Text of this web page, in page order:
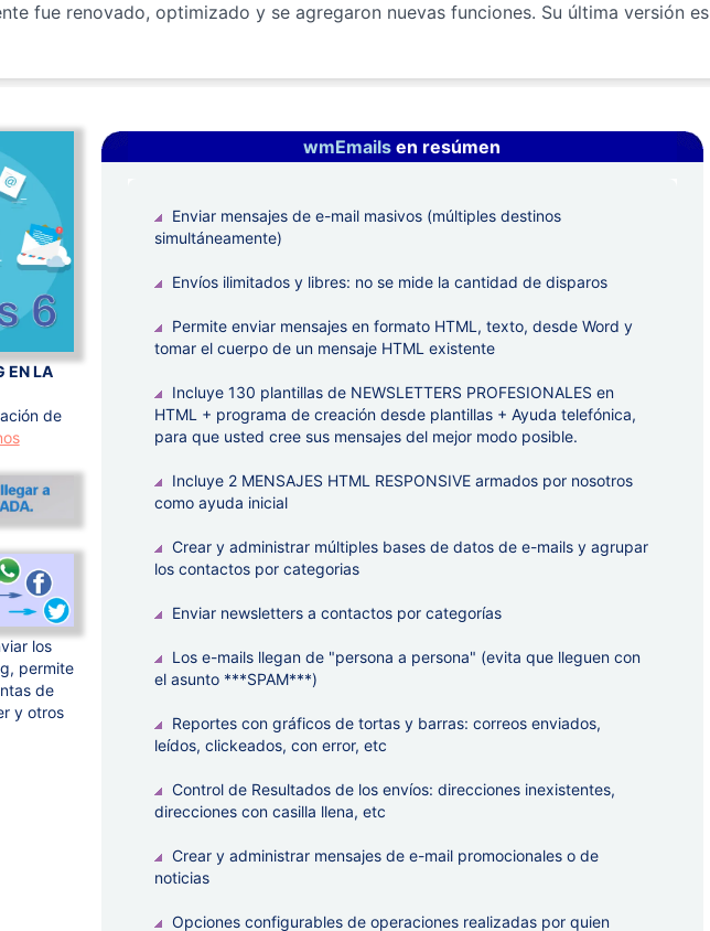
fue renovado, optimizado y se agregaron nuevas funciones. Su última versión es
EN LA
de
los
permite
de
y otros
wmEmails en resúmen
Enviar mensajes de e-mail masivos (múltiples destinos
simultáneamente)
Envíos ilimitados y libres: no se mide la cantidad de disparos
Permite enviar mensajes en formato HTML, texto, desde Word y
tomar el cuerpo de un mensaje HTML existente
Incluye 130 plantillas de NEWSLETTERS PROFESIONALES en
HTML + programa de creación desde plantillas + Ayuda telefónica,
para que usted cree sus mensajes del mejor modo posible.
Incluye 2 MENSAJES HTML RESPONSIVE armados por nosotros
como ayuda inicial
Crear y administrar múltiples bases de datos de e-mails y agrupar
los contactos por categorias
Enviar newsletters a contactos por categorías
Los e-mails llegan de "persona a persona" (evita que lleguen con
el asunto ***SPAM***)
Reportes con gráficos de tortas y barras: correos enviados,
leídos, clickeados, con error, etc
Control de Resultados de los envíos: direcciones inexistentes,
direcciones con casilla llena, etc
Crear y administrar mensajes de e-mail promocionales o de
noticias
Opciones configurables de operaciones realizadas por quien